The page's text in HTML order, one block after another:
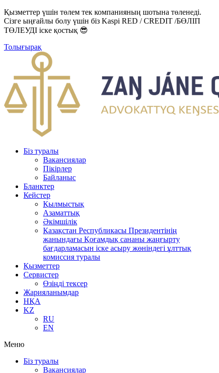
Қызметтер үшін төлем тек компанияның шотына төленеді.
Сізге ыңғайлы болу үшін біз Kaspi RED / CREDIT /БӨЛІП
ТӨЛЕУДІ іске қостық 😎
Толығырақ
Біз туралы
Вакансиялар
Пікірлер
Байланыс
Бланктер
Кейстер
Қылмыстық
Азаматтық
Әкімшілік
Қазақстан Республикасы Президентінің
жанындағы Қоғамдық сананы жаңғырту
бағдарламасын іске асыру жөніндегі ұлттық
комиссия туралы
Қызметтер
Сервистер
Өзіңді тексер
Жарияланымдар
НҚА
KZ
RU
EN
Меню
Біз туралы
Вакансиялар